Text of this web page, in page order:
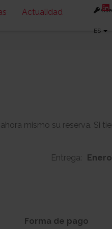
Actualidad
ES
mismo su reserva. Si
Entrega:
124m2
Forma de pago